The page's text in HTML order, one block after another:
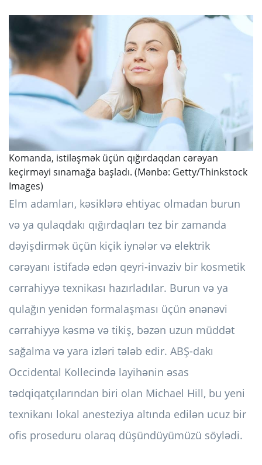
Komanda, istiləşmək üçün qığırdaqdan cərəyan
keçirməyi sınamağa başladı. (Mənbə: Getty/Thinkstock
Images)
Elm adamları, kəsiklərə ehtiyac olmadan burun
və ya qulaqdakı qığırdaqları tez bir zamanda
dəyişdirmək üçün kiçik iynələr və elektrik
cərəyanı istifadə edən qeyri-invaziv bir kosmetik
cərrahiyyə texnikası hazırladılar. Burun və ya
qulağın yenidən formalaşması üçün ənənəvi
cərrahiyyə kəsmə və tikiş, bəzən uzun müddət
sağalma və yara izləri tələb edir. ABŞ-dakı
Occidental Kollecində layihənin əsas
tədqiqatçılarından biri olan Michael Hill, bu yeni
texnikanı lokal anesteziya altında edilən ucuz bir
ofis proseduru olaraq düşündüyümüzü söylədi.